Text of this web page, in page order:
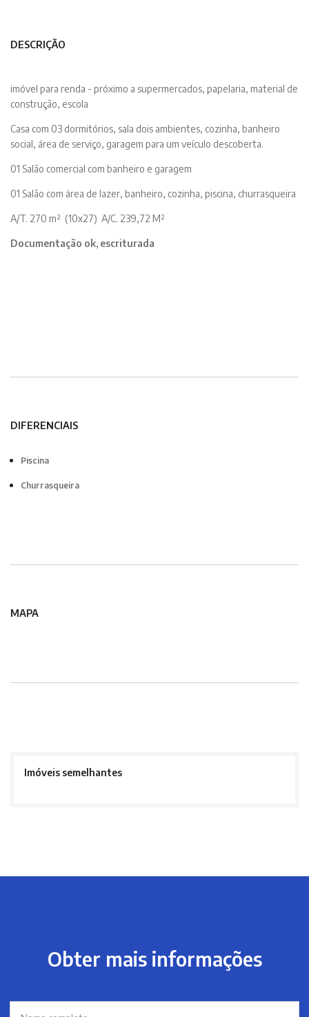
DESCRIÇÃO
imóvel para renda - próximo a supermercados, papelaria, material de
construção, escola
Casa com 03 dormitórios, sala dois ambientes, cozinha, banheiro
social, área de serviço, garagem para um veículo descoberta.
01 Salão comercial com banheiro e garagem
01 Salão com área de lazer, banheiro, cozinha, piscina, churrasqueira
A/T. 270 m² (10x27) A/C. 239,72 M²
Documentação ok, escriturada
DIFERENCIAIS
Piscina
Churrasqueira
MAPA
Imóveis semelhantes
Obter mais informações